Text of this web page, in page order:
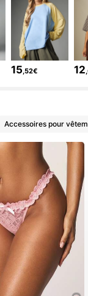
15 ,52€ 12
Accessoires pour